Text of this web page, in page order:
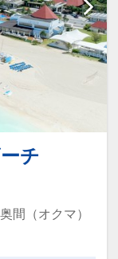
する可能
約）
は自動投
年11月
ビュール
をご堪能
金不要
スト」
不要）
利用いた
ーチ
奥間（オクマ）